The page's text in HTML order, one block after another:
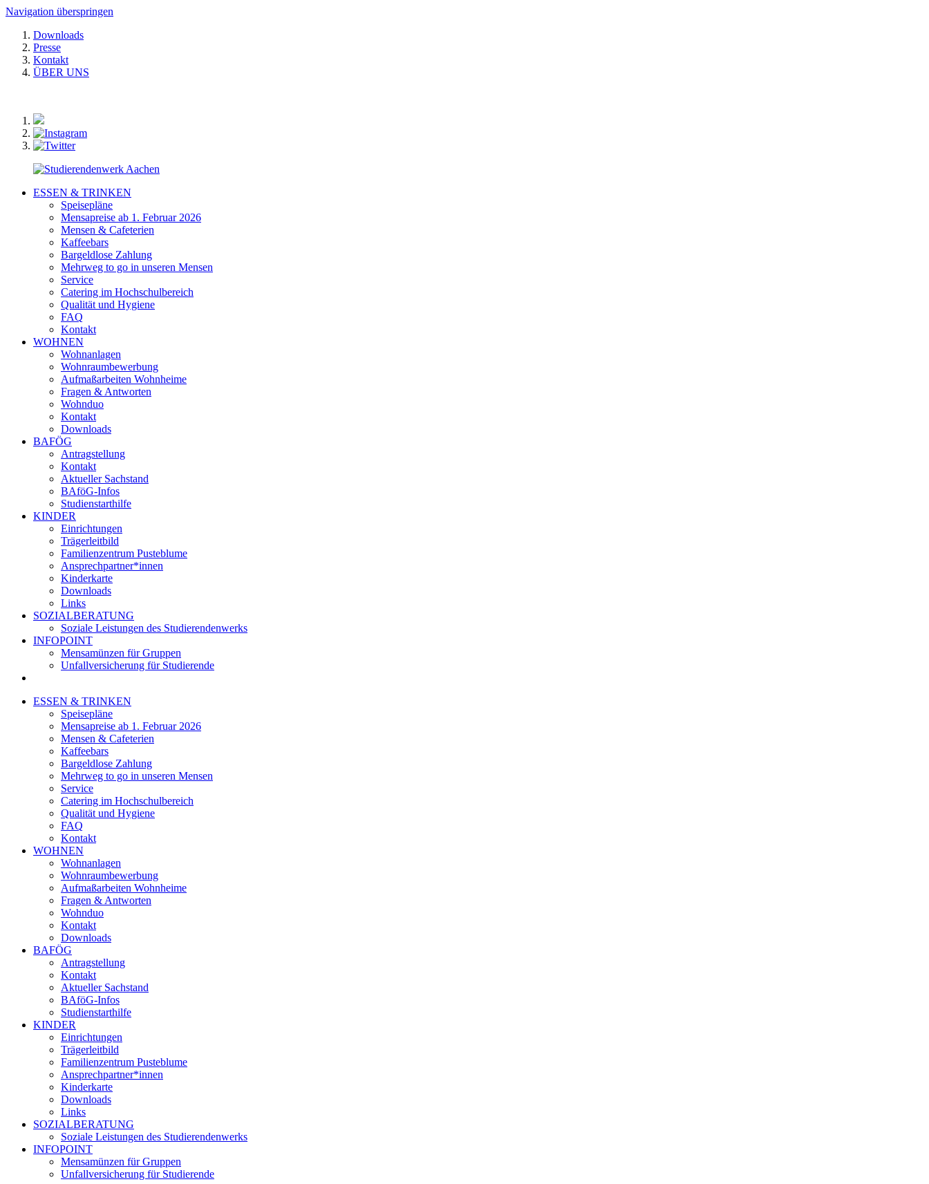
Navigation überspringen
Downloads
Presse
Kontakt
ÜBER UNS
ESSEN & TRINKEN
Speisepläne
Mensapreise ab 1. Februar 2026
Mensen & Cafeterien
Kaffeebars
Bargeldlose Zahlung
Mehrweg to go in unseren Mensen
Service
Catering im Hochschulbereich
Qualität und Hygiene
FAQ
Kontakt
WOHNEN
Wohnanlagen
Wohnraumbewerbung
Aufmaßarbeiten Wohnheime
Fragen & Antworten
Wohnduo
Kontakt
Downloads
BAFÖG
Antragstellung
Kontakt
Aktueller Sachstand
BAföG-Infos
Studienstarthilfe
KINDER
Einrichtungen
Trägerleitbild
Familienzentrum Pusteblume
Ansprechpartner*innen
Kinderkarte
Downloads
Links
SOZIALBERATUNG
Soziale Leistungen des Studierendenwerks
INFOPOINT
Mensamünzen für Gruppen
Unfallversicherung für Studierende
ESSEN & TRINKEN
Speisepläne
Mensapreise ab 1. Februar 2026
Mensen & Cafeterien
Kaffeebars
Bargeldlose Zahlung
Mehrweg to go in unseren Mensen
Service
Catering im Hochschulbereich
Qualität und Hygiene
FAQ
Kontakt
WOHNEN
Wohnanlagen
Wohnraumbewerbung
Aufmaßarbeiten Wohnheime
Fragen & Antworten
Wohnduo
Kontakt
Downloads
BAFÖG
Antragstellung
Kontakt
Aktueller Sachstand
BAföG-Infos
Studienstarthilfe
KINDER
Einrichtungen
Trägerleitbild
Familienzentrum Pusteblume
Ansprechpartner*innen
Kinderkarte
Downloads
Links
SOZIALBERATUNG
Soziale Leistungen des Studierendenwerks
INFOPOINT
Mensamünzen für Gruppen
Unfallversicherung für Studierende